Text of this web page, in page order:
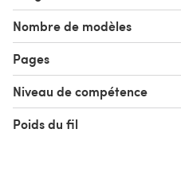
Nombre de modèles
Pages
Niveau de compétence
Poids du fil